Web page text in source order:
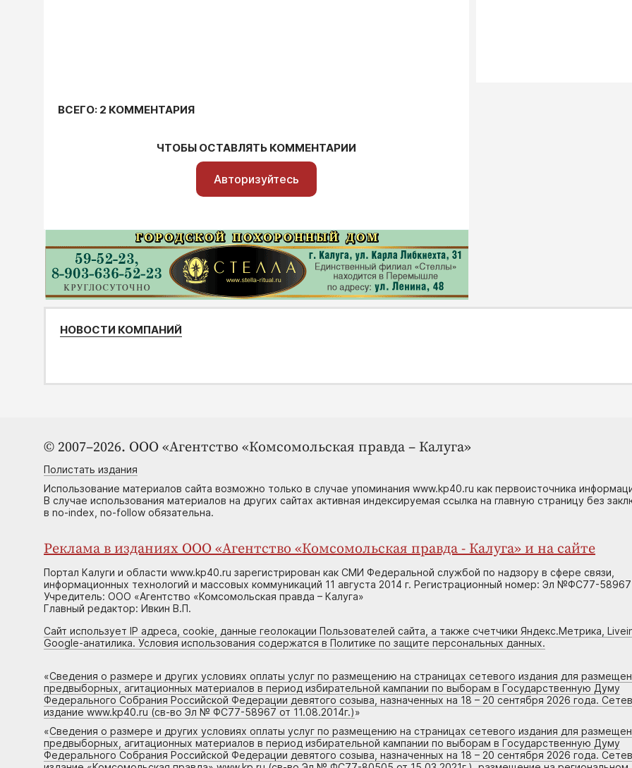
ВСЕГО: 2 КОММЕНТАРИЯ
ЧТОБЫ ОСТАВЛЯТЬ КОММЕНТАРИИ
Авторизуйтесь
НОВОСТИ КОМПАНИЙ
© 2007–2026. ООО «Агентство «Комсомольская правда – Калуга»
Полистать издания
Использование материалов сайта возможно только в случае упоминания www.kp40.ru как первоисточника
В случае использования материалов на других сайтах активная индексируемая ссылка на главную страницу без
в no-index, no-follow обязательна.
Реклама в изданиях ООО «Агентство «Комсомольская правда - Калуга» и на сайте
Портал Калуги и области www.kp40.ru зарегистрирован как СМИ Федеральной службой по надзору в сфере связи,
информационных технологий и массовых коммуникаций 11 августа 2014 г. Регистрационный номер: Эл №ФС77-58967
Учредитель: ООО «Агентство «Комсомольская правда – Калуга»
Главный редактор: Ивкин В.П.
Сайт использует IP адреса, cookie, данные геолокации Пользователей сайта, а также счетчики Яндекс.Метрика,
Google-анатилика. Условия использования содержатся в Политике по защите персональных данных.
«Сведения о размере и других условиях оплаты услуг по размещению на страницах сетевого издания для
предвыборных, агитационных материалов в период избирательной кампании по выборам в Государственную Думу
Федерального Собрания Российской Федерации девятого созыва, назначенных на 18 – 20 сентября 2026 года.
издание www.kp40.ru (св-во Эл № ФС77-58967 от 11.08.2014г.)»
«Сведения о размере и других условиях оплаты услуг по размещению на страницах сетевого издания для
предвыборных, агитационных материалов в период избирательной кампании по выборам в Государственную Думу
Федерального Собрания Российской Федерации девятого созыва, назначенных на 18 – 20 сентября 2026 года.